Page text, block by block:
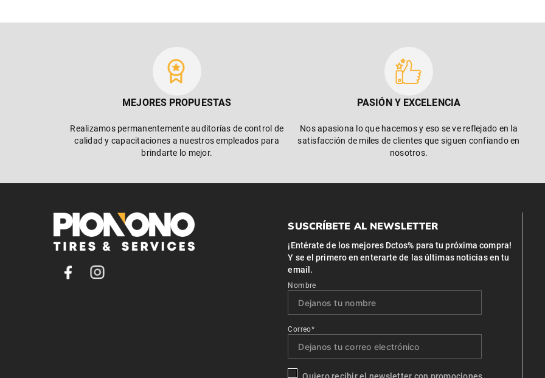
MEJORES PROPUESTAS
Realizamos permanentemente auditorías de control de
calidad y capacitaciones a nuestros empleados para
brindarte lo mejor.
PASIÓN Y EXCELENCIA
Nos apasiona lo que hacemos y eso se ve reflejado en la
satisfacción de miles de clientes que siguen confiando en
nosotros.
SUSCRÍBETE AL NEWSLETTER
¡Entérate de los mejores Dctos% para tu próxima compra!
Y se el primero en enterarte de las últimas noticias en tu
email.
Nombre
Correo*